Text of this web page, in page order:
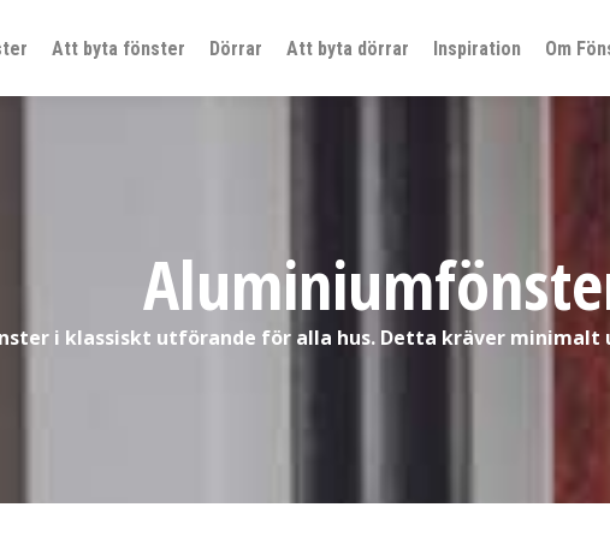
Att byta fönster Dörrar Att byta dörrar Inspiration Om
i klassiskt utförande för alla hus. Detta kräver minimalt